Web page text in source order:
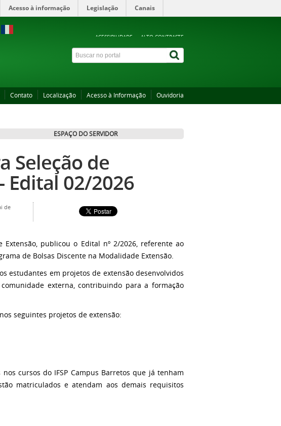
Acesso à informação Legislação Canais
ACESSIBILIDADE ALTO CONTRASTE
Contato Localização Acesso à Informação Ouvidoria
ESPAÇO DO SERVIDOR
Seleção de
Edital 02/2026
de
publicou o Edital nº 2/2026, referente ao
de Bolsas Discente na Modalidade Extensão.
estudantes em projetos de extensão desenvolvidos
externa, contribuindo para a formação
seguintes projetos de extensão:
cursos do IFSP Campus Barretos que já tenham
matriculados e atendam aos demais requisitos